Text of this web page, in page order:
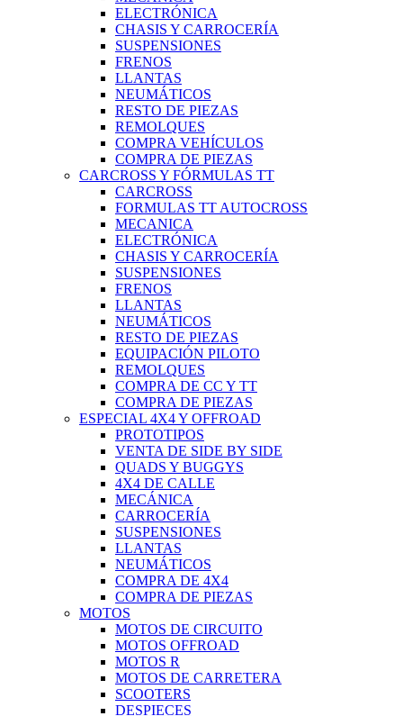
ELECTRÓNICA
CHASIS Y CARROCERÍA
SUSPENSIONES
FRENOS
LLANTAS
NEUMÁTICOS
RESTO DE PIEZAS
REMOLQUES
COMPRA VEHÍCULOS
COMPRA DE PIEZAS
CARCROSS Y FÓRMULAS TT
CARCROSS
FORMULAS TT AUTOCROSS
MECANICA
ELECTRÓNICA
CHASIS Y CARROCERÍA
SUSPENSIONES
FRENOS
LLANTAS
NEUMÁTICOS
RESTO DE PIEZAS
EQUIPACIÓN PILOTO
REMOLQUES
COMPRA DE CC Y TT
COMPRA DE PIEZAS
ESPECIAL 4X4 Y OFFROAD
PROTOTIPOS
VENTA DE SIDE BY SIDE
QUADS Y BUGGYS
4X4 DE CALLE
MECÁNICA
CARROCERÍA
SUSPENSIONES
LLANTAS
NEUMÁTICOS
COMPRA DE 4X4
COMPRA DE PIEZAS
MOTOS
MOTOS DE CIRCUITO
MOTOS OFFROAD
MOTOS R
MOTOS DE CARRETERA
SCOOTERS
DESPIECES